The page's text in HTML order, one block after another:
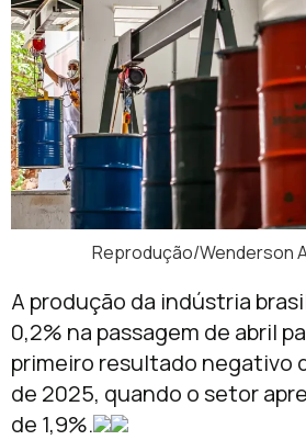
Reprodução/Wenderson
A produção da indústria
0,2% na passagem de abril
primeiro resultado negativo
de 2025, quando o setor
de 1,9%.